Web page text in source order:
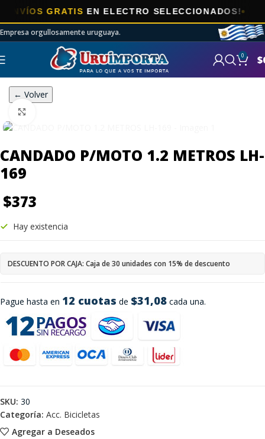
GRATISEN ELECTRO SELECCIONADOS!
Empresa orgullosamente uruguaya.
0 $
← Volver
CANDADO P/MOTO 1.2 METROS LH-
169
$373
Pague hasta en 12 cuotas de $31,08 cada una.
Hay existencia
DESCUENTO POR CAJA: Caja de 30 unidades con 15% de descuento
Agregar a Deseados
SKU: 30
Categoría: Acc. Bicicletas